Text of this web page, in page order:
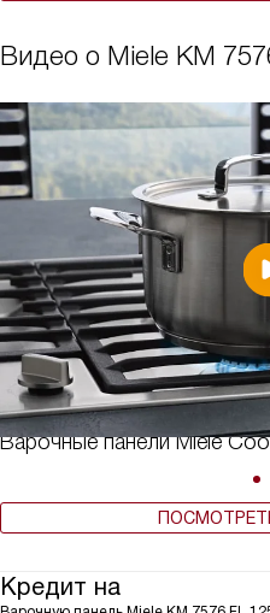
Видео о Miele KM
Варочные панели Miele
Кредит на